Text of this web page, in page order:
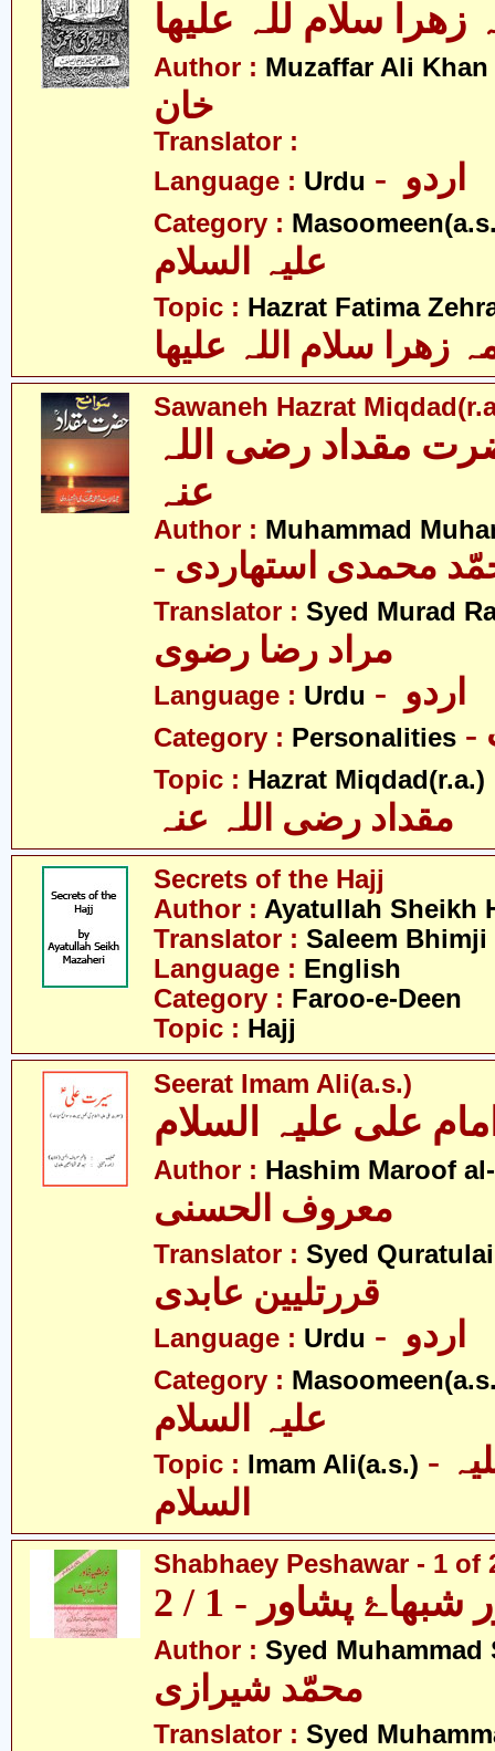
Author : Muzaffar Ali Khan
خان
Translator :
Language : Urdu
Category :
Topic : Hazrat Fatima
زھرا سلام اللہ علیھا
Sawaneh Hazrat
مقداد رضی اللہ
عنہ
Author : Muhammad
محمدی استھاردی
Translator : Syed Murad
Language : Urdu
Category : Personalities
Topic : Hazrat Miqdad(r.a.)
مقداد رضی اللہ عنہ
Secrets of the Hajj
Author : Ayatullah Sheikh
Translator : Saleem Bhimji
Language : English
Category : Faroo-e-Deen
Topic : Hajj
Seerat Imam Ali(a.s.)
علی علیہ السلام
Author : Hashim Maroof
معروف الحسنی
Translator : Syed
قررتلیین عابدی
Language : Urdu
Category :
Topic : Imam Ali(a.s.) - امام علی علیہ
Shabhaey Peshawar - 1 of
پشاور - 1 / 2
Author : Syed Muhammad
محمّد شیرازی
Translator : Syed